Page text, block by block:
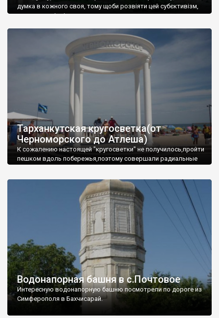
думка в кожного своя, тому щоби розвіяти цей субєктивізм,
запрошую відвідати це
Тарханкутская кругосветка(от
Черноморского до Атлеша)
К сожалению настоящей "кругосветки" не получилось,пройти
пешком вдоль побережья,поэтому совершали радиальные
Водонапорная башня в с.Почтовое
Интересную водонапорную башню посмотрели по дороге из
Симферополя в Бахчисарай.